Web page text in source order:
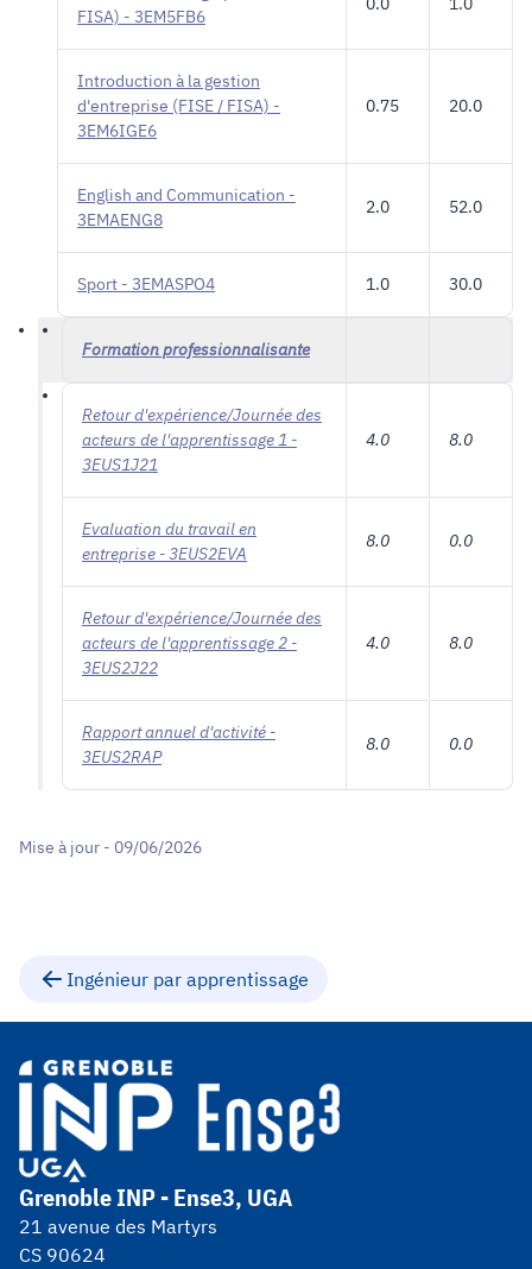
FISA) - 3EM5FB6
Introduction à la gestion
d'entreprise (FISE / FISA) -
3EM6IGE6
0.75 20.0
English and Communication -
3EMAENG8
2.0 52.0
Sport - 3EMASPO4 1.0 30.0
Formation professionnalisante
Retour d'expérience/Journée des
acteurs de l'apprentissage 1 -
3EUS1J21
4.0 8.0
Evaluation du travail en
entreprise - 3EUS2EVA
8.0 0.0
Retour d'expérience/Journée des
acteurs de l'apprentissage 2 -
3EUS2J22
4.0 8.0
Rapport annuel d'activité -
3EUS2RAP
8.0 0.0
Mise à jour - 09/06/2026
Ingénieur par apprentissage
Grenoble INP - Ense3, UGA
21 avenue des Martyrs
CS 90624